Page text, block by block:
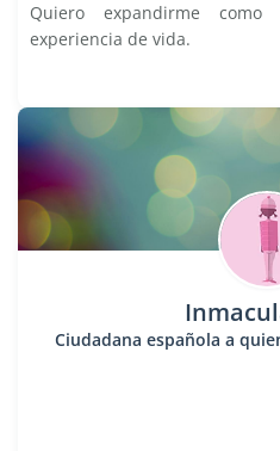
Quiero expandirme
experiencia de vida.
Ciudadana española a